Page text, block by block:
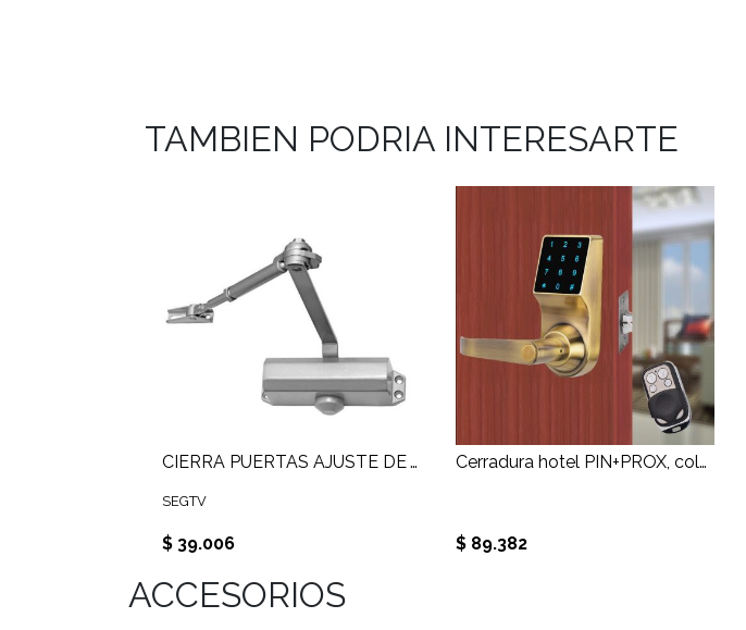
TAMBIEN PODRIA INTERESARTE
CIERRA PUERTAS AJUSTE DE VELOCIDAD Y FUERZA PARA PUERTAS DE HASTA 80Kg
SEGTV
$ 39.006
Cerradura hotel PIN+PROX, color dorada
$ 89.382
ACCESORIOS